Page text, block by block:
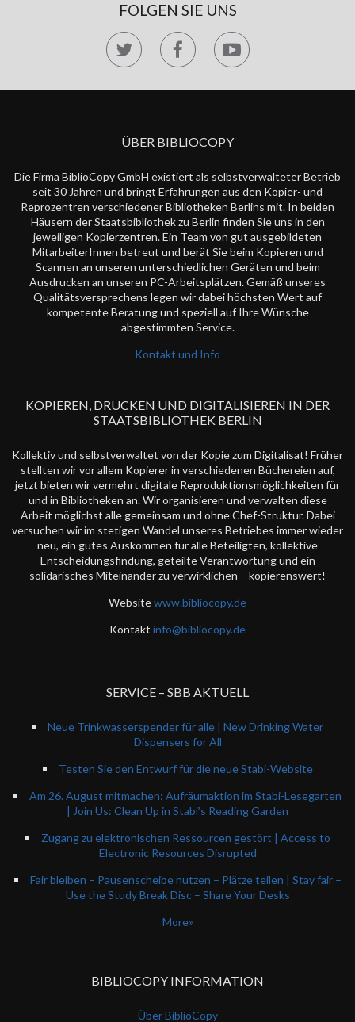
FOLGEN SIE UNS
ÜBER BIBLIOCOPY
Die Firma BiblioCopy GmbH existiert als selbstverwalteter Betrieb
seit 30 Jahren und bringt Erfahrungen aus den Kopier- und
Reprozentren verschiedener Bibliotheken Berlins mit. In beiden
Häusern der Staatsbibliothek zu Berlin finden Sie uns in den
jeweiligen Kopierzentren. Ein Team von gut ausgebildeten
MitarbeiterInnen betreut und berät Sie beim Kopieren und
Scannen an unseren unterschiedlichen Geräten und beim
Ausdrucken an unseren PC-Arbeitsplätzen. Gemäß unseres
Qualitätsversprechens legen wir dabei höchsten Wert auf
kompetente Beratung und speziell auf Ihre Wünsche
abgestimmten Service.
Kontakt und Info
KOPIEREN, DRUCKEN UND DIGITALISIEREN IN DER
STAATSBIBLIOTHEK BERLIN
Kollektiv und selbstverwaltet von der Kopie zum Digitalisat! Früher
stellten wir vor allem Kopierer in verschiedenen Büchereien auf,
jetzt bieten wir vermehrt digitale Reproduktionsmöglichkeiten für
und in Bibliotheken an. Wir organisieren und verwalten diese
Arbeit möglichst alle gemeinsam und ohne Chef-Struktur. Dabei
versuchen wir im stetigen Wandel unseres Betriebes immer wieder
neu, ein gutes Auskommen für alle Beteiligten, kollektive
Entscheidungsfindung, geteilte Verantwortung und ein
solidarisches Miteinander zu verwirklichen – kopierenswert!
Websitewww.bibliocopy.de
Kontakt info@bibliocopy.de
SERVICE – SBB AKTUELL
Neue Trinkwasserspender für alle | New Drinking Water
Dispensers for All
Testen Sie den Entwurf für die neue Stabi-Website
Am 26. August mitmachen: Aufräumaktion im Stabi-Lesegarten
| Join Us: Clean Up in Stabi’s Reading Garden
Zugang zu elektronischen Ressourcen gestört | Access to
Electronic Resources Disrupted
Fair bleiben – Pausenscheibe nutzen – Plätze teilen | Stay fair –
Use the Study Break Disc – Share Your Desks
More
BIBLIOCOPY INFORMATION
Über BiblioCopy